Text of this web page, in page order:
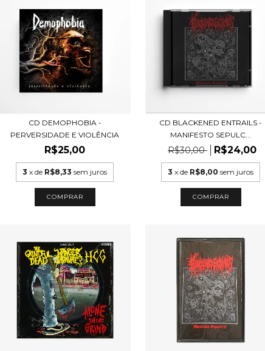
CD DEMOPHOBIA -
PERVERSIDADE E VIOLÊNCIA
R$25,00
3 x de R$8,33 sem juros
CD BLACKENED ENTRAILS -
MANIFESTO SEPULC...
R$30,00 R$24,00
3 x de R$8,00 sem juros